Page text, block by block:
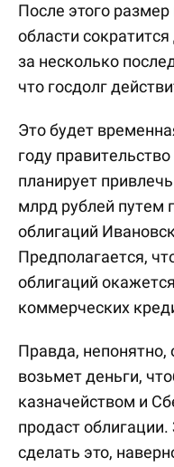
После этого
области
за несколько
что госдолг
Это будет
году
планирует
млрд рублей путем
облигаций
Предполагается,
облигаций
коммерческих
Правда, непонятно,
возьмет деньги,
казначейством и
продаст
сделать это,